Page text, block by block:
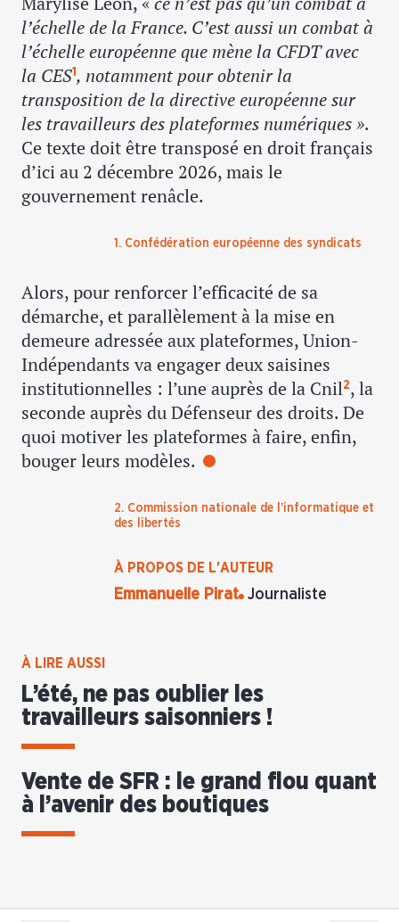
1. Confédération européenne des syndicats
l’échelle de la France. C’est aussi un combat à
l’échelle européenne que mène la CFDT avec
la CES1 , notamment pour obtenir la
transposition de la directive européenne sur
les travailleurs des plateformes numériques ».
Ce texte doit être transposé en droit français
d’ici au 2 décembre 2026, mais le
gouvernement renâcle.
2. Commission nationale de l’informatique et
des libertés
À PROPOS DE L'AUTEUR
Emmanuelle Pirat Journaliste
Alors, pour renforcer l’efficacité de sa
démarche, et parallèlement à la mise en
demeure adressée aux plateformes, Union-
Indépendants va engager deux saisines
institutionnelles : l’une auprès de la Cnil2, la
seconde auprès du Défenseur des droits. De
quoi motiver les plateformes à faire, enfin,
bouger leurs modèles.
À LIRE AUSSI
L’été, ne pas oublier les
travailleurs saisonniers !
Vente de SFR : le grand flou quant
à l’avenir des boutiques